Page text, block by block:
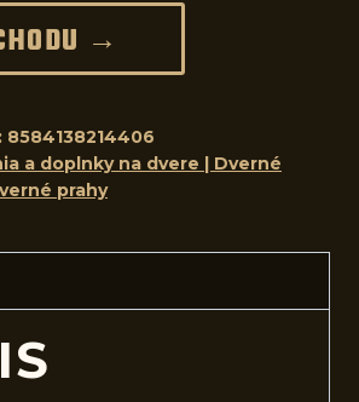
→
8584138214406
a doplnky na dvere | Dverné
prahy